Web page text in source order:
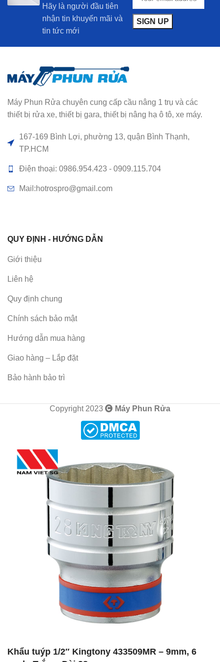
Hãy là người đầu tiên
nhận tin khuyến mãi và
tin tức mới
Máy Phun Rửa chuyên cung cấp cầu nâng 1 trụ và các
thiết bị rửa xe, thiết bị gara, thiết bị nâng hạ ô tô, xe máy.
167-169 Bình Lợi, phường 13, quận Bình Thạnh,
TP.HCM
Điện thoại: 0986.954.423 - 0909.115.704
Mail:hotrospro@gmail.com
QUY ĐỊNH - HƯỚNG DẪN
Giới thiệu
Liên hệ
Quy định chung
Chính sách bảo mật
Hướng dẫn mua hàng
Giao hàng – Lắp đặt
Bảo hành bảo trì
Copyright 2023 Máy Phun Rửa
Khẩu tuýp 1/2″ Kingtony 433509MR – 9mm, 6